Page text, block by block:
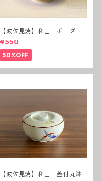
【波佐見焼】和山 ボーダー
茶碗 赤
¥550
50%OFF
【波佐見焼】和山 蓋付丸鉢